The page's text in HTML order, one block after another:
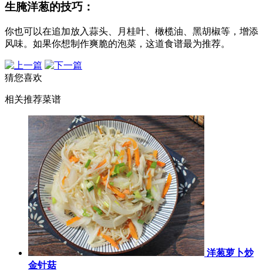
生腌洋葱的技巧：
你也可以在追加放入蒜头、月桂叶、橄榄油、黑胡椒等，增添
风味。如果你想制作爽脆的泡菜，这道食谱最为推荐。
猜您喜欢
相关推荐菜谱
洋葱萝卜炒
金针菇